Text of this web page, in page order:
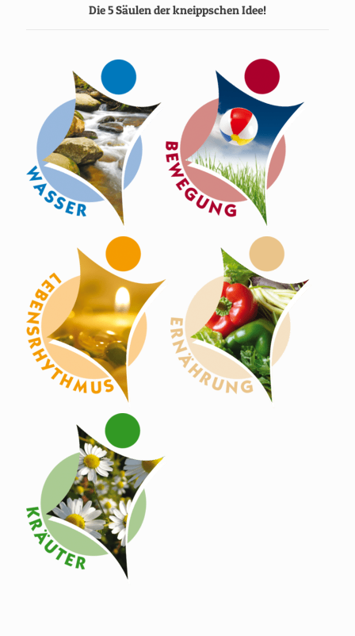
Die 5 Säulen der kneippschen Idee!